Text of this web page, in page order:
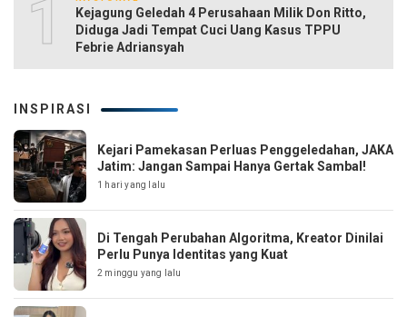
10Kejagung Geledah 4 Perusahaan Milik Don Ritto,
Diduga Jadi Tempat Cuci Uang Kasus TPPU
Febrie Adriansyah
INSPIRASI
Kejari Pamekasan Perluas Penggeledahan, JAKA
Jatim: Jangan Sampai Hanya Gertak Sambal!
1 hari yang lalu
Di Tengah Perubahan Algoritma, Kreator Dinilai
Perlu Punya Identitas yang Kuat
2 minggu yang lalu